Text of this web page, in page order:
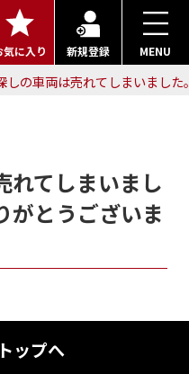
気に入り 新規登録 MENU
しの車両は売れてしまいまし
れてしまいまし
がとうございま
ップへ